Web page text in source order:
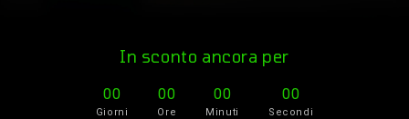
In sconto ancora per
00
Giorni
00
Ore
00
Minuti
00
Secondi